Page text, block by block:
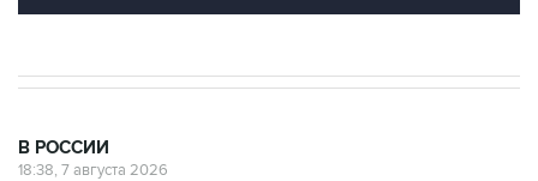
В РОССИИ
18:38, 7 августа 2026